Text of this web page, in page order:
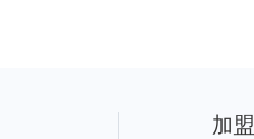
加